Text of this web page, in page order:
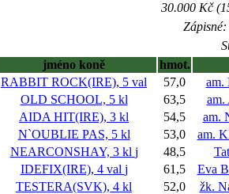
30.000 Kč
jméno koně
hmot.
RABBIT ROCK(IRE), 5 val 57,0
am.
OLD SCHOOL, 5 kl 63,5
am.
AIDA HIT(IRE), 3 kl 54,5
am.
N`OUBLIE PAS, 5 kl 53,0
am.
NEARCONSHAY, 3 kl j 48,5
IDEFIX(IRE), 4 val j 61,5
Eva
TESTERA(SVK), 4 kl 52,0
žk.